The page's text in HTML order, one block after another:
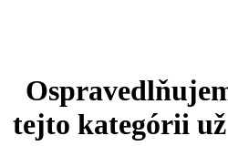
tejto kategórii